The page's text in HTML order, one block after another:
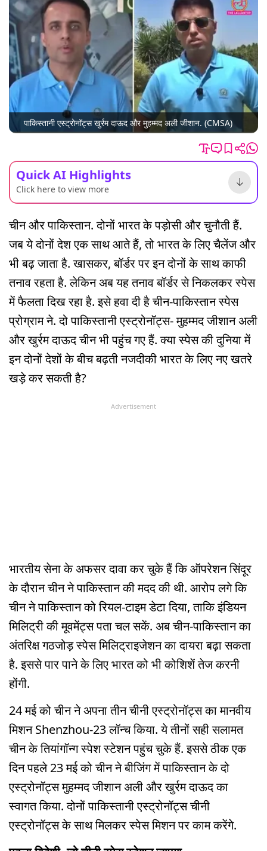
पाकिस्तानी एस्ट्रोनॉट्स खुर्रम दाऊद और मुहम्मद अली जीशान. (CMSA)
Quick AI Highlights
Click here to view more
चीन और पाकिस्तान. दोनों भारत के पड़ोसी और चुनौती हैं.
जब ये दोनों देश एक साथ आते हैं, तो भारत के लिए चैलेंज और
भी बढ़ जाता है. खासकर, बॉर्डर पर इन दोनों के साथ काफी
तनाव रहता है. लेकिन अब यह तनाव बॉर्डर से निकलकर स्पेस
में फैलता दिख रहा है. इसे हवा दी है चीन-पाकिस्तान स्पेस
प्रोग्राम ने. दो पाकिस्तानी एस्ट्रोनॉट्स- मुहम्मद जीशान अली
और खुर्रम दाऊद चीन भी पहुंच गए हैं. क्या स्पेस की दुनिया में
इन दोनों देशों के बीच बढ़ती नजदीकी भारत के लिए नए खतरे
खड़े कर सकती है?
Advertisement
भारतीय सेना के अफसर दावा कर चुके हैं कि ऑपरेशन सिंदूर
के दौरान चीन ने पाकिस्तान की मदद की थी. आरोप लगे कि
चीन ने पाकिस्तान को रियल-टाइम डेटा दिया, ताकि इंडियन
मिलिट्री की मूवमेंट्स पता चल सकें. अब चीन-पाकिस्तान का
अंतरिक्ष गठजोड़ स्पेस मिलिट्राइजेशन का दायरा बढ़ा सकता
है. इससे पार पाने के लिए भारत को भी कोशिशें तेज करनी
होंगी.
24 मई को चीन ने अपना तीन चीनी एस्ट्रोनॉट्स का मानवीय
मिशन Shenzhou-23 लॉन्च किया. ये तीनों सही सलामत
चीन के तियांगॉन्ग स्पेश स्टेशन पहुंच चुके हैं. इससे ठीक एक
दिन पहले 23 मई को चीन ने बीजिंग में पाकिस्तान के दो
एस्ट्रोनॉट्स मुहम्मद जीशान अली और खुर्रम दाऊद का
स्वागत किया. दोनों पाकिस्तानी एस्ट्रोनॉट्स चीनी
एस्ट्रोनॉट्स के साथ मिलकर स्पेस मिशन पर काम करेंगे.